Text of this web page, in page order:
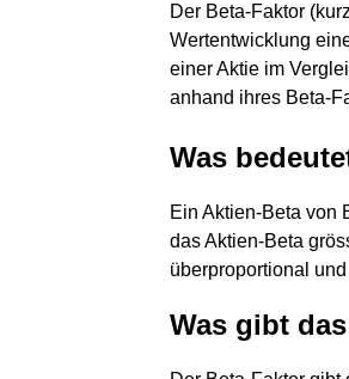
Der Beta-Faktor
Wertentwicklung
einer Aktie im
anhand ihres Beta-
Was
Ein Aktien-Beta von
das Aktien-Beta
überproportional
Was gibt